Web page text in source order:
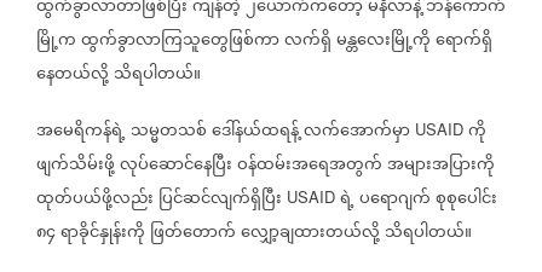
ထွက်ခွာလာတာဖြစ်ပြီးကျန်တဲ့၂ယောက်ကတော့မနီလာနဲ့ဘန်ကောက်
မြို့ကထွက်ခွာလာကြသူတွေဖြစ်ကာလက်ရှိမန္တလေးမြို့ကိုရောက်ရှိ
နေတယ်လို့သိရပါတယ်။
အမေရိကန်ရဲ့သမ္မတသစ်ဒေါ်နယ်ထရန့်လက်အောက်မှာ USAID ကို
ဖျက်သိမ်းဖို့လုပ်ဆောင်နေပြီးဝန်ထမ်းအရေအတွက်အများအပြားကို
ထုတ်ပယ်ဖို့လည်း ပြင်ဆင်လျက်ရှိပြီး USAID ရဲ့ပရောဂျက်စုစုပေါင်း
၈၄ရာခိုင်နှုန်းကို ဖြတ်တောက်လျှော့ချထားတယ်လို့သိရပါတယ်။